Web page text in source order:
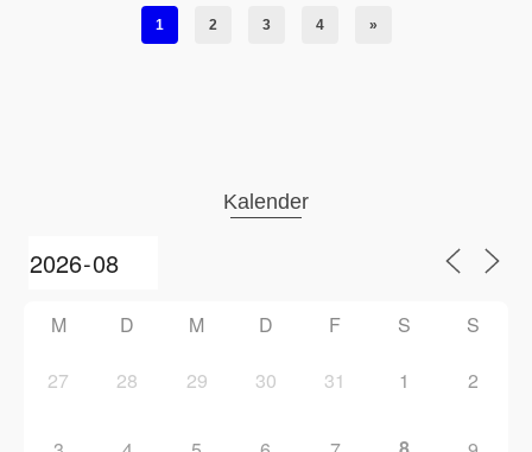
1 2 3 4 »
Kalender
M D M D F S S
27 28 29 30 31 1 2